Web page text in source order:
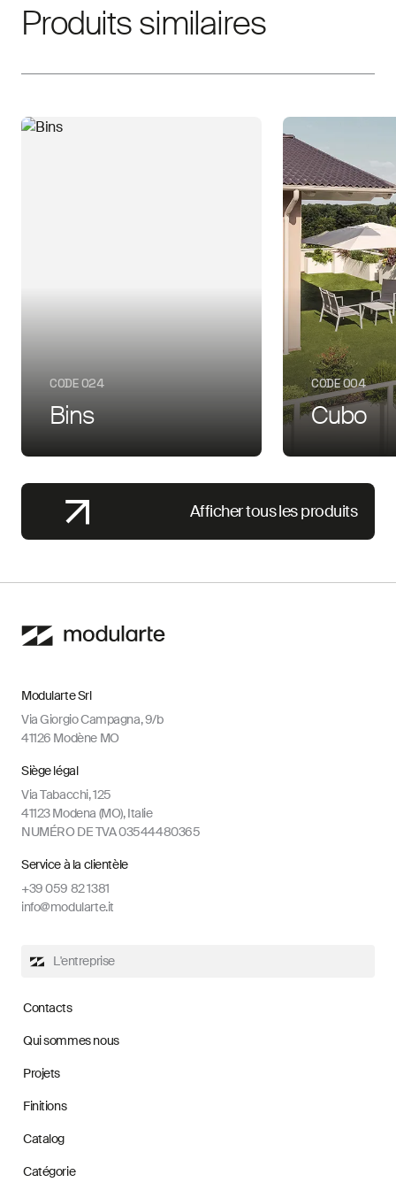
Produits similaires
CODE 024
Bins
CODE 004
Cubo
Afficher tous les produits
Modularte Srl
Via Giorgio Campagna, 9/b
41126 Modène MO
Siège légal
Via Tabacchi, 125
41123 Modena (MO), Italie
NUMÉRO DE TVA 03544480365
Service à la clientèle
+39 059 82 1381
info@modularte.it
L'entreprise
Contacts
Qui sommes nous
Projets
Finitions
Catalog
Catégorie